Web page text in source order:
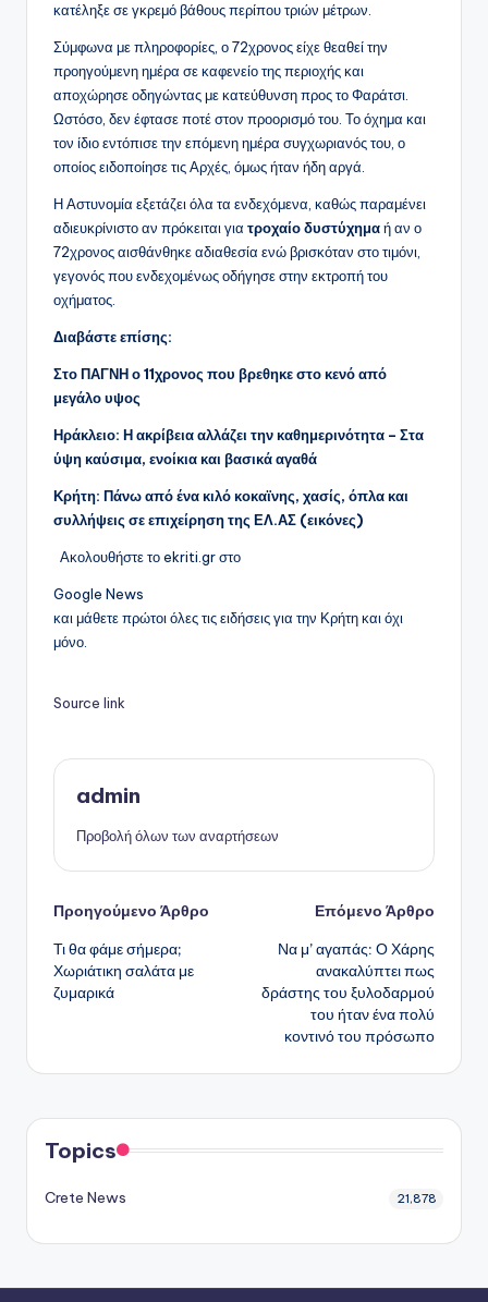
κατέληξε σε γκρεμό βάθους περίπου τριών μέτρων.
Σύμφωνα με πληροφορίες, ο 72χρονος είχε θεαθεί την
προηγούμενη ημέρα σε καφενείο της περιοχής και
αποχώρησε οδηγώντας με κατεύθυνση προς το Φαράτσι.
Ωστόσο, δεν έφτασε ποτέ στον προορισμό του. Το όχημα και
τον ίδιο εντόπισε την επόμενη ημέρα συγχωριανός του, ο
οποίος ειδοποίησε τις Αρχές, όμως ήταν ήδη αργά.
Η Αστυνομία εξετάζει όλα τα ενδεχόμενα, καθώς παραμένει
αδιευκρίνιστο αν πρόκειται για τροχαίο δυστύχημαή αν ο
72χρονος αισθάνθηκε αδιαθεσία ενώ βρισκόταν στο τιμόνι,
γεγονός που ενδεχομένως οδήγησε στην εκτροπή του
οχήματος.
Διαβάστε επίσης:
Στο ΠΑΓΝΗ ο 11χρονος που βρεθηκε στο κενό από
μεγάλο υψος
Ηράκλειο: Η ακρίβεια αλλάζει την καθημερινότητα – Στα
ύψη καύσιμα, ενοίκια και βασικά αγαθά
Κρήτη: Πάνω από ένα κιλό κοκαϊνης, χασίς, όπλα και
συλλήψεις σε επιχείρηση της ΕΛ.ΑΣ (εικόνες)
Ακολουθήστε το ekriti.gr στο
Google News
και μάθετε πρώτοι όλες τις ειδήσεις για την Κρήτη και όχι
μόνο.
Source link
admin
Προβολή όλων των αναρτήσεων
Πλοήγηση
δημοσιεύσεων
Προηγούμενο Άρθρο
Τι θα φάμε σήμερα;
Χωριάτικη σαλάτα με
ζυμαρικά
Επόμενο Άρθρο
Να μ’ αγαπάς: Ο Χάρης
ανακαλύπτει πως
δράστης του ξυλοδαρμού
του ήταν ένα πολύ
κοντινό του πρόσωπο
Topics
Crete News 21,878